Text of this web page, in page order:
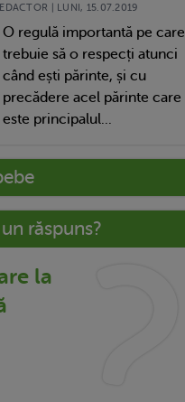
| LUNI, 15.07.2019
O regulă importantă pe care
trebuie să o respecți atunci
când ești părinte, și cu
precădere acel părinte care
este principalul...
răspuns?
la